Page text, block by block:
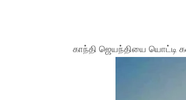
காந்தி ஜெயந்தியை யொட்டி